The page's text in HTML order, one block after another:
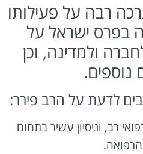
רבה על פעילותו
בפרס ישראל על
ולמדינה, וכן
נוספים.
לדעת על הרב פירר:
רב, וניסיון עשיר בתחום
הרפואה.